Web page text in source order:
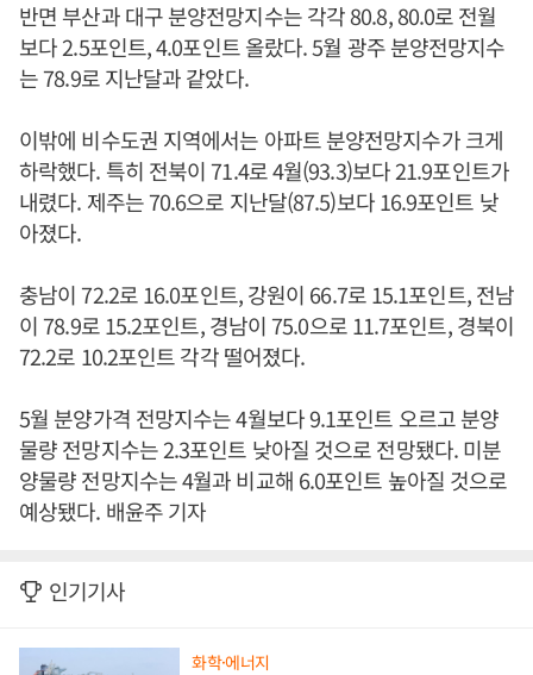
반면 부산과 대구 분양전망지수는 각각 80.8, 80.0로 전월
보다 2.5포인트, 4.0포인트 올랐다. 5월 광주 분양전망지수
는 78.9로 지난달과 같았다.
이밖에 비수도권 지역에서는 아파트 분양전망지수가 크게
하락했다. 특히 전북이 71.4로 4월(93.3)보다 21.9포인트가
내렸다. 제주는 70.6으로 지난달(87.5)보다 16.9포인트 낮
아졌다.
충남이 72.2로 16.0포인트, 강원이 66.7로 15.1포인트, 전남
이 78.9로 15.2포인트, 경남이 75.0으로 11.7포인트, 경북이
72.2로 10.2포인트 각각 떨어졌다.
5월 분양가격 전망지수는 4월보다 9.1포인트 오르고 분양
물량 전망지수는 2.3포인트 낮아질 것으로 전망됐다. 미분
양물량 전망지수는 4월과 비교해 6.0포인트 높아질 것으로
예상됐다. 배윤주 기자
인기기사
화학·에너지